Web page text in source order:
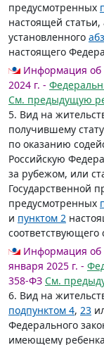
предусмотренных
настоящей
установленного
настоящего
Информация об
2024 г. -
См. предыдущую
5. Вид на
получившему
по оказанию
Российскую
за рубежом, или
Государственной
предусмотренных
и пунктом 2
соответствующего
Информация об
января 2025 г. -
358-ФЗ См.
6. Вид на
подпунктом 4, 23
Федерального
имеющему